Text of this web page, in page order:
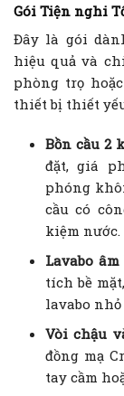
Gói Tiện nghi
Đây là gói
hiệu quả và
phòng trọ
thiết bị thiết
Bồn cầu 2
đặt, giá
phóng
cầu có
kiệm nước.
Lavabo
tích bề
lavabo
Vòi chậu
đồng mạ
tay cầm